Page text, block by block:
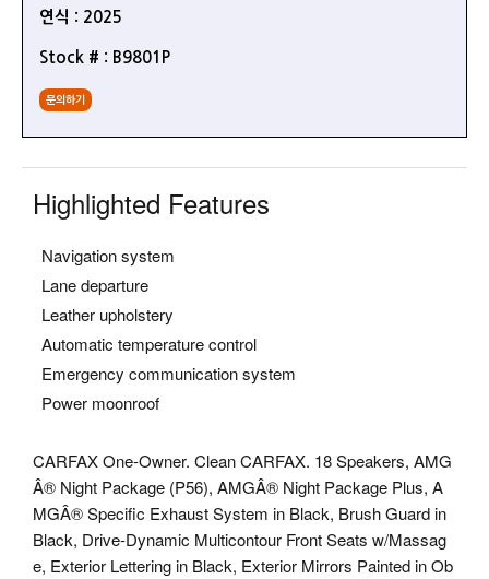
연식 : 2025
Stock # : B9801P
문의하기
Highlighted Features
Navigation system
Lane departure
Leather upholstery
Automatic temperature control
Emergency communication system
Power moonroof
CARFAX One-Owner. Clean CARFAX. 18 Speakers, AMG
Â® Night Package (P56), AMGÂ® Night Package Plus, A
MGÂ® Specific Exhaust System in Black, Brush Guard in
Black, Drive-Dynamic Multicontour Front Seats w/Massag
e, Exterior Lettering in Black, Exterior Mirrors Painted in Ob